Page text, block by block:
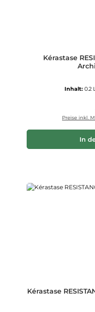
Kérastase
Inhalt: 0.2
Preise inkl.
In
Kérastase